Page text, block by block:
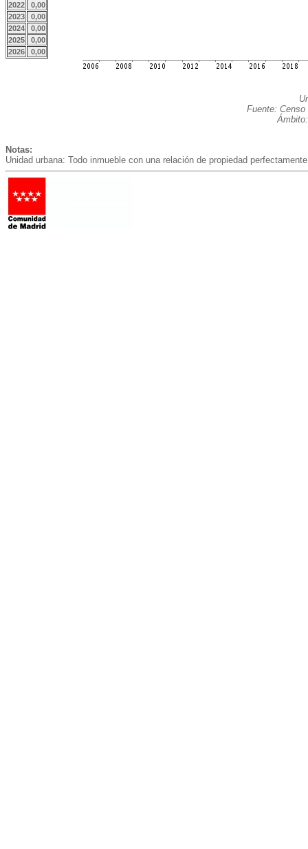
2022
0,00
2023
0,00
2024
0,00
2025
0,00
2026
0,00
Fuente:
Notas:
Unidad urbana: Todo inmueble con una relación de propiedad